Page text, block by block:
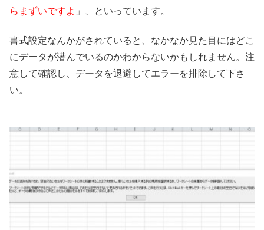
らまずいですよ 」、といっています。
書式設定なんかがされていると、なかなか見た目にはどこ
にデータが潜んでいるのかわからないかもしれません。注
意して確認し、データを退避してエラーを排除して下さ
い。